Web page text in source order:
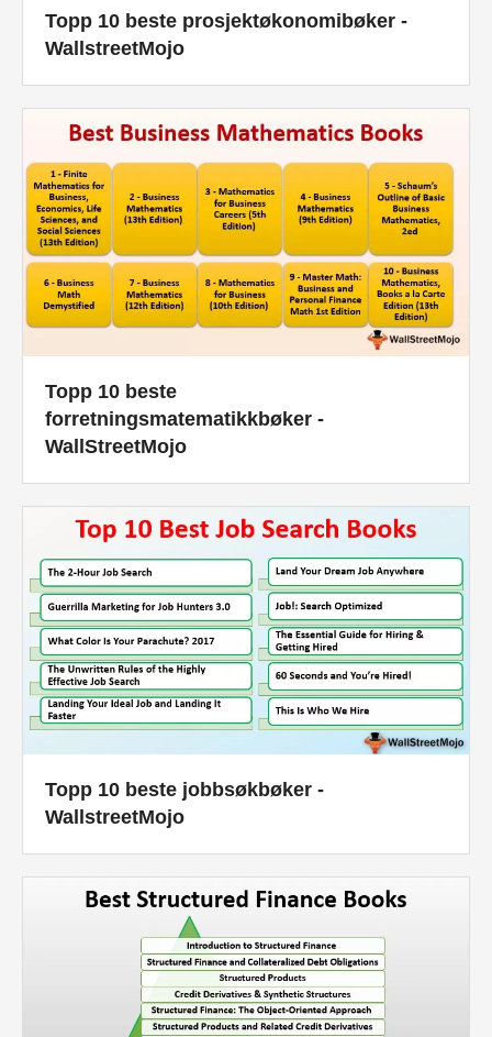
Topp 10 beste prosjektøkonomibøker -
WallstreetMojo
Topp 10 beste
forretningsmatematikkbøker -
WallStreetMojo
Topp 10 beste jobbsøkbøker -
WallstreetMojo